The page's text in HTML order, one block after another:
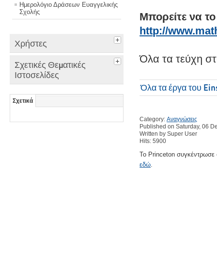
Ημερολόγιο Δράσεων Ευαγγελικής
Σχολής
Χρήστες
Σχετικές Θεματικές
Ιστοσελίδες
Σχετικά
Μπορείτε να
http://
Όλα τα τεύχη
Όλα τα έργα του
Category:Αναγνώσεις
Published on Saturday, 06
Written by Super User
Hits: 5900
Το Princeton
εδώ